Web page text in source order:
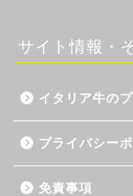
サイト情報・
イタリア牛の
プライバシー
免責事項